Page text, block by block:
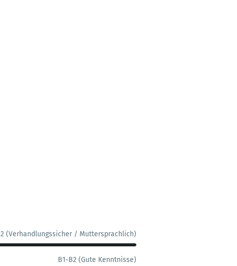
(Verhandlungssicher / Muttersprachlich)
B1-B2 (Gute Kenntnisse)